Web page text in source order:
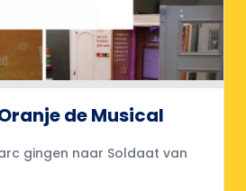
de Musical
gingen naar Soldaat van